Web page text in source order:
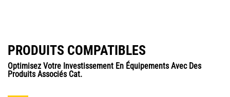
PRODUITS COMPATIBLES
Optimisez Votre Investissement En Équipements Avec Des
Produits Associés Cat.